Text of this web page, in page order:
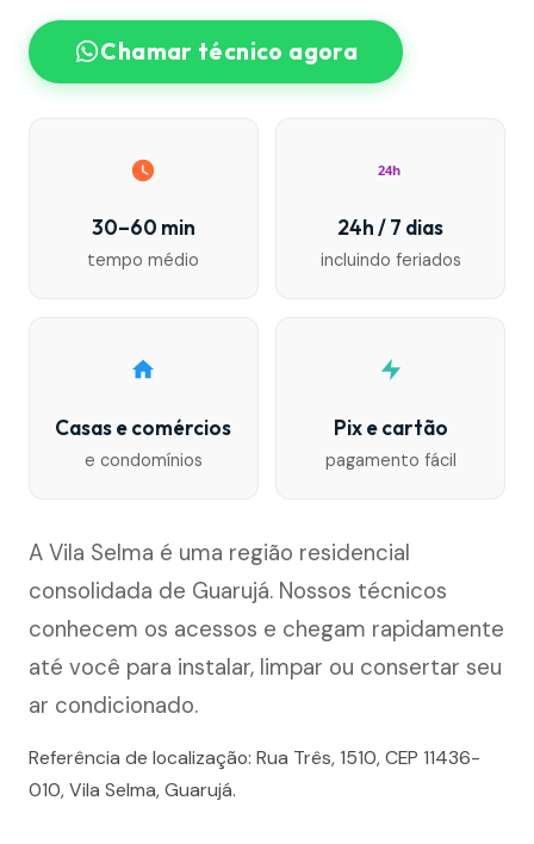
Chamar técnico agora
30–60 min
tempo médio
24h
24h / 7 dias
incluindo feriados
Casas e comércios
e condomínios
Pix e cartão
pagamento fácil
A Vila Selma é uma região residencial
consolidada de Guarujá. Nossos técnicos
conhecem os acessos e chegam rapidamente
até você para instalar, limpar ou consertar seu
ar condicionado.
Referência de localização: Rua Três, 1510, CEP 11436-
010, Vila Selma, Guarujá.